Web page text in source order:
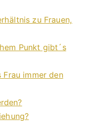
zu Frauen,
Punkt gibt´s
Frau immer den